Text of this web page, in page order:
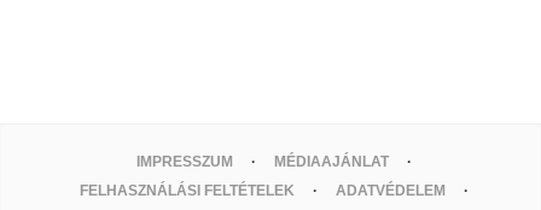
IMPRESSZUM
MÉDIAAJÁNLAT
FELHASZNÁLÁSI FELTÉTELEK
ADATVÉDELEM